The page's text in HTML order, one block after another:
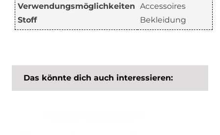
Verwendungsmöglichkeiten
Stoff
Accessoires
Bekleidung
Das könnte dich auch interessieren: